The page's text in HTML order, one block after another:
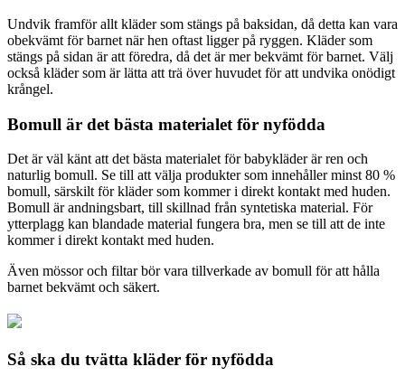
Undvik framför allt kläder som stängs på baksidan, då detta kan vara
obekvämt för barnet när hen oftast ligger på ryggen. Kläder som
stängs på sidan är att föredra, då det är mer bekvämt för barnet. Välj
också kläder som är lätta att trä över huvudet för att undvika onödigt
krångel.
Bomull är det bästa materialet för nyfödda
Det är väl känt att det bästa materialet för babykläder är ren och
naturlig bomull. Se till att välja produkter som innehåller minst 80 %
bomull, särskilt för kläder som kommer i direkt kontakt med huden.
Bomull är andningsbart, till skillnad från syntetiska material. För
ytterplagg kan blandade material fungera bra, men se till att de inte
kommer i direkt kontakt med huden.
Även mössor och filtar bör vara tillverkade av bomull för att hålla
barnet bekvämt och säkert.
Så ska du tvätta kläder för nyfödda